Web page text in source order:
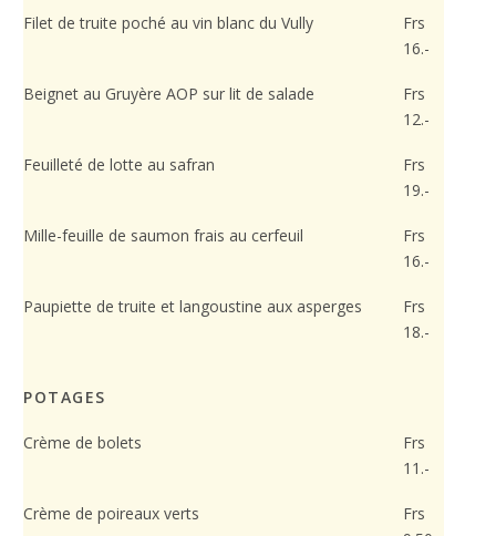
Filet de truite poché au vin blanc du Vully
Frs
16.-
Beignet au Gruyère AOP sur lit de salade
Frs
12.-
Feuilleté de lotte au safran
Frs
19.-
Mille-feuille de saumon frais au cerfeuil
Frs
16.-
Paupiette de truite et langoustine aux asperges
Frs
18.-
POTAGES
Crème de bolets
Frs
11.-
Crème de poireaux verts
Frs